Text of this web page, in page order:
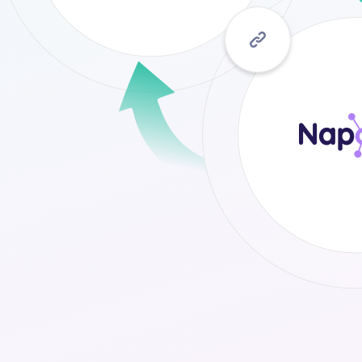
Novinka: Roční balíčky s
bonusovým kreditem navíc.
Všetky články